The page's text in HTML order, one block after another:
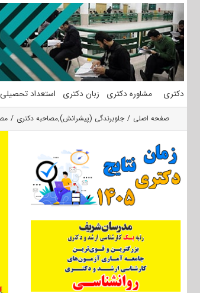
محتوا
دکتری مشاوره دکتری زبان دکتری استعداد تحصیلی
صفحه اصلی جلوبرندگی (پیشرانش),مصاحبه دکتری